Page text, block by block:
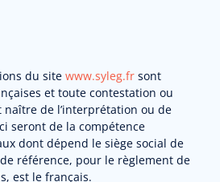
du site www.syleg.fr sont
et toute contestation ou
de l’interprétation ou de
seront de la compétence
dont dépend le siège social de
référence, pour le règlement de
est le français.